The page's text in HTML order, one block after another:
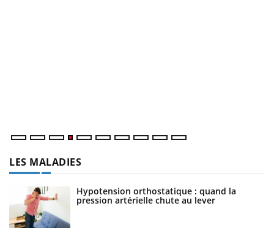
LES MALADIES
Hypotension orthostatique : quand la
pression artérielle chute au lever